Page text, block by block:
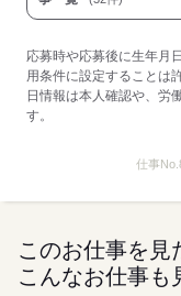
応募時や応募後に生年月
用条件に設定することは
日情報は本人確認や、労
す。
仕事No.
このお仕事を見
こんなお仕事も